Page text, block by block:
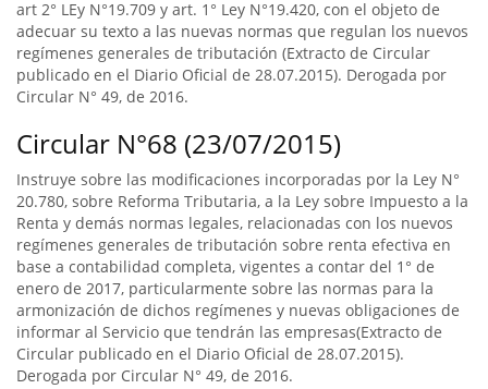
art 2° LEy N°19.709 y art. 1° Ley N°19.420, con el objeto de
adecuar su texto a las nuevas normas que regulan los nuevos
regímenes generales de tributación (Extracto de Circular
publicado en el Diario Oficial de 28.07.2015). Derogada por
Circular N° 49, de 2016.
Circular N°68 (23/07/2015)
Instruye sobre las modificaciones incorporadas por la Ley N°
20.780, sobre Reforma Tributaria, a la Ley sobre Impuesto a la
Renta y demás normas legales, relacionadas con los nuevos
regímenes generales de tributación sobre renta efectiva en
base a contabilidad completa, vigentes a contar del 1° de
enero de 2017, particularmente sobre las normas para la
armonización de dichos regímenes y nuevas obligaciones de
informar al Servicio que tendrán las empresas(Extracto de
Circular publicado en el Diario Oficial de 28.07.2015).
Derogada por Circular N° 49, de 2016.